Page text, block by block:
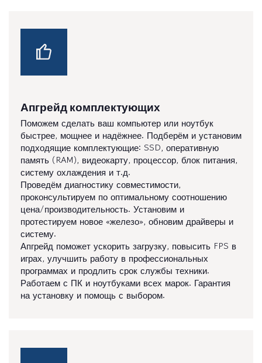
Апгрейд комплектующих
Поможем сделать ваш компьютер или ноутбук
быстрее, мощнее и надёжнее. Подберём и установим
подходящие комплектующие: SSD, оперативную
память (RAM), видеокарту, процессор, блок питания,
систему охлаждения и т.д.
Проведём диагностику совместимости,
проконсультируем по оптимальному соотношению
цена/производительность. Установим и
протестируем новое «железо», обновим драйверы и
систему.
Апгрейд поможет ускорить загрузку, повысить FPS в
играх, улучшить работу в профессиональных
программах и продлить срок службы техники.
Работаем с ПК и ноутбуками всех марок. Гарантия
на установку и помощь с выбором.